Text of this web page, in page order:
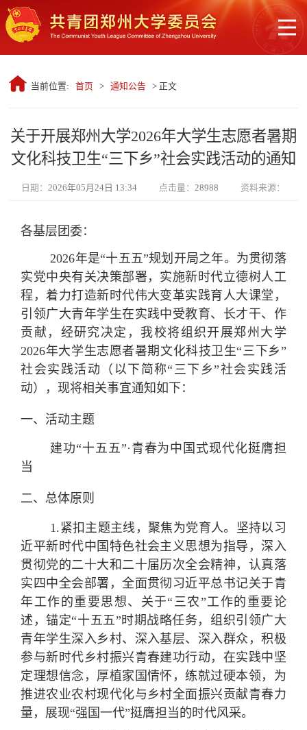
当前位置: 首页 > 通知公告 > 正文
关于开展郑州大学2026年大学生志愿者暑期
文化科技卫生“三下乡”社会实践活动的通知
日期：2026年05月24日 13:34 点击量：28988 资料来源：
各基层团委：
2026年是“十五五”规划开局之年。为贯彻落
实党中央有关决策部署，实施新时代立德树人工
程，着力打造新时代伟大变革实践育人大课堂，
引领广大青年学生在实践中受教育、长才干、作
贡献，经研究决定，我校将组织开展郑州大学
2026年大学生志愿者暑期文化科技卫生“三下乡”
社会实践活动（以下简称“三下乡”社会实践活
动），现将相关事宜通知如下：
一、活动主题
建功“十五五”·青春为中国式现代化挺膺担
当
二、总体原则
1. 紧扣主题主线，聚焦为党育人。
坚持以习
近平新时代中国特色社会主义思想为指导，深入
贯彻党的二十大和二十届历次全会精神，认真落
实四中全会部署，全面贯彻习近平总书记关于青
年工作的重要思想、关于“三农”工作的重要论
述，锚定“十五五”时期战略任务，组织引领广大
青年学生深入乡村、深入基层、深入群众，积极
参与新时代乡村振兴青春建功行动，在实践中坚
定理想信念，厚植家国情怀，练就过硬本领，为
推进农业农村现代化与乡村全面振兴贡献青春力
量，展现“强国一代”挺膺担当的时代风采。